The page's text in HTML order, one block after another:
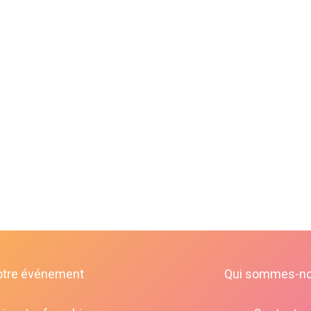
Qui sommes-
événement